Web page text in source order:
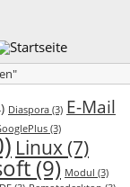
Diaspora (3) E-Mail
(3)
Linux(7)
(9) Modul (3)